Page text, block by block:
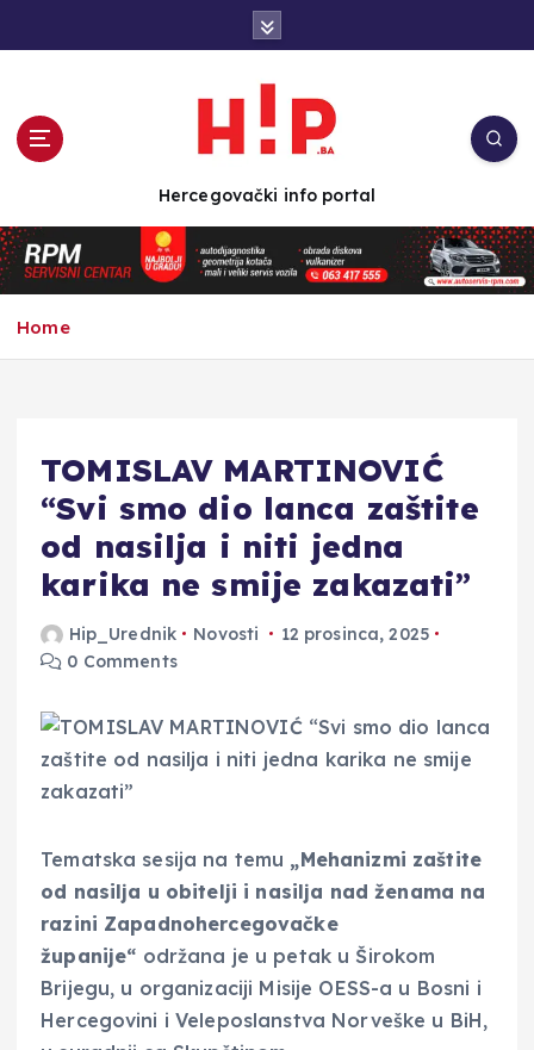
n
t
e
Hercegovački info portal
Home
TOMISLAV MARTINOVIĆ
“Svi smo dio lanca zaštite
od nasilja i niti jedna
karika ne smije zakazati”
Hip_Urednik Novosti
12 prosinca, 2025
0 Comments
Tematska sesija na temu „Mehanizmi zaštite
od nasilja u obitelji i nasilja nad ženama na
razini Zapadnohercegovačke
županije“ održana je u petak u Širokom
Brijegu, u organizaciji Misije OESS-a u Bosni i
Hercegovini i Veleposlanstva Norveške u BiH,